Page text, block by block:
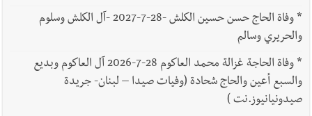
*
وفاة الحاج حسن حسين الكلش -28-7-2027 -آل الكلش وسلوم
والحريري وسالم
*
وفاة الحاجة غزالة محمد العاكوم 28-7-2026 آل العاكوم وبديع
والسبع أعين والحاج شحادة (وفيات صيدا – لبنان- جريدة
صيدونيانيوز.نت )